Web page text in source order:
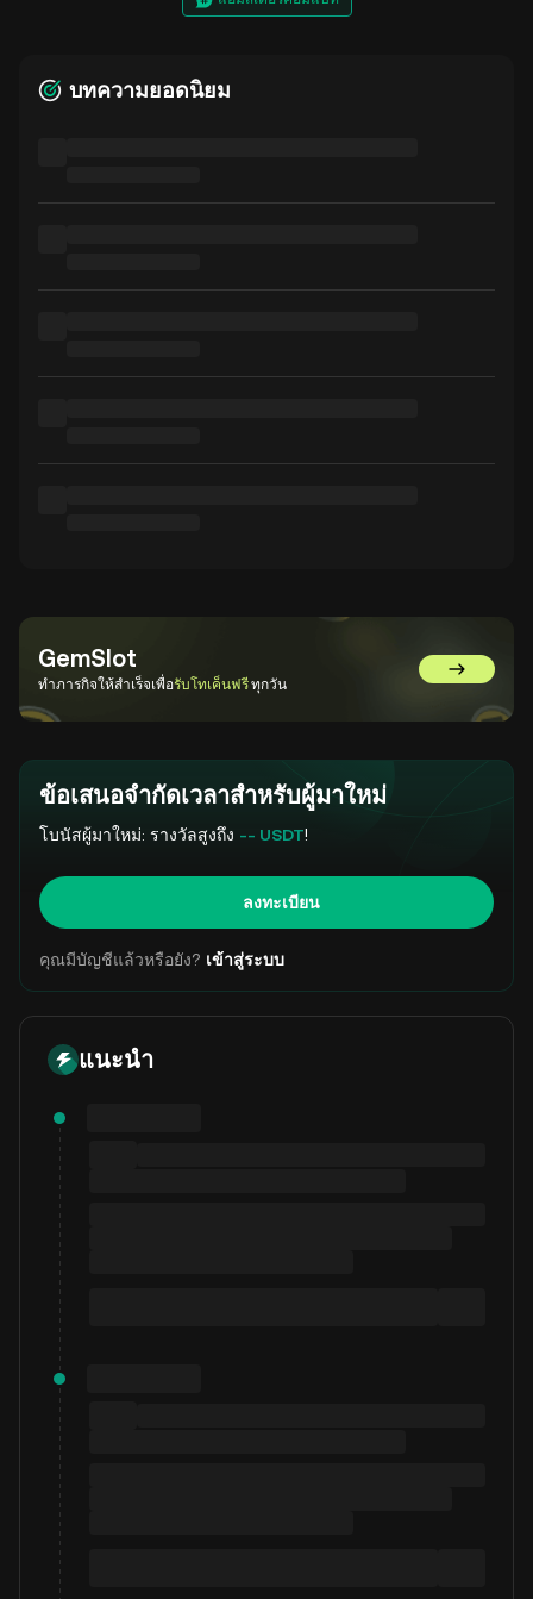
บทความยอดนิยม
GemSlot
ทำภารกิจให้สำเร็จเพื่อรับโทเค็นฟรีทุกวัน ไปที่
ข้อเสนอจำกัดเวลาสำหรับผู้มาใหม่
โบนัสผู้มาใหม่: รางวัลสูงถึง -- USDT!
ลงทะเบียน
คุณมีบัญชีแล้วหรือยัง? เข้าสู่ระบบ
แนะนำ